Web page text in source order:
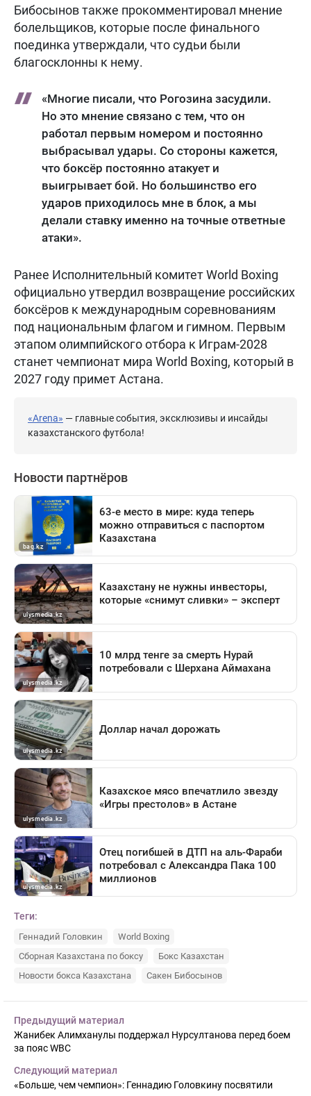
Бибосынов также прокомментировал мнение
болельщиков, которые после финального
поединка утверждали, что судьи были
благосклонны к нему.
«Многие писали, что Рогозина засудили.
Но это мнение связано с тем, что он
работал первым номером и постоянно
выбрасывал удары. Со стороны кажется,
что боксёр постоянно атакует и
выигрывает бой. Но большинство его
ударов приходилось мне в блок, а мы
делали ставку именно на точные ответные
атаки».
Ранее Исполнительный комитет World Boxing
официально утвердил возвращение российских
боксёров к международным соревнованиям
под национальным флагом и гимном. Первым
этапом олимпийского отбора к Играм-2028
станет чемпионат мира World Boxing, который в
2027 году примет Астана.
«Arena» — главные события, эксклюзивы и инсайды
казахстанского футбола!
Теги:
Геннадий Головкин
World Boxing
Сборная Казахстана по боксу
Бокс Казахстан
Новости бокса Казахстана
Сакен Бибосынов
Предыдущий материал
Жанибек Алимханулы поддержал Нурсултанова перед боем
за пояс WBC
Следующий материал
«Больше, чем чемпион»: Геннадию Головкину посвятили